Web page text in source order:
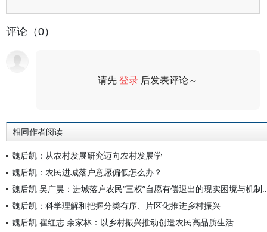
评论（0）
请先登录 后发表评论～
相同作者阅读
魏后凯：从农村发展研究迈向农村发展学
魏后凯：农民进城落户意愿偏低怎么办？
魏后凯 吴广昊：进城落户农
魏后凯：科学理解和把握分类有序、片区化推进乡村振兴
魏后凯 崔红志 余家林：以乡村振兴推动创造农民高品质生活